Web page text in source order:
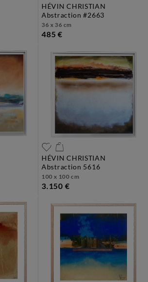
HÉVIN CHRISTIAN
abstraction #2663
36 x 36 cm
485 €
HÉVIN CHRISTIAN
abstraction 5616
100 x 100 cm
3.150 €